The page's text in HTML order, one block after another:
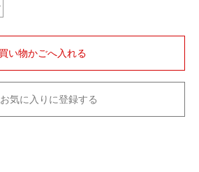
お気に入りに登録する